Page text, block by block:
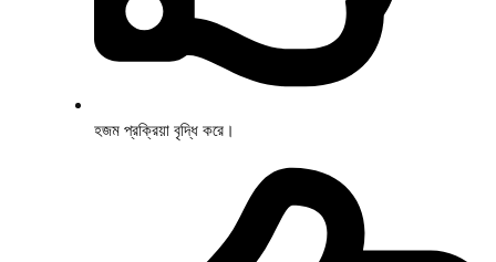
হজম প্রক্রিয়া বৃদ্ধি করে।